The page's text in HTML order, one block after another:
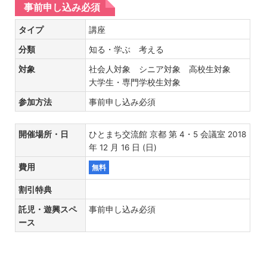
事前申し込み必須
タイプ 講座
分類 知る・学ぶ 考える
対象
社会人対象 シニア対象 高校生対象
大学生・専門学校生対象
参加方法 事前申し込み必須
開催場所・日
ひとまち交流館 京都 第 4・5 会議室 2018
年 12 月 16 日 (日)
費用 無料
割引特典
託児・遊興スペ
ース
事前申し込み必須